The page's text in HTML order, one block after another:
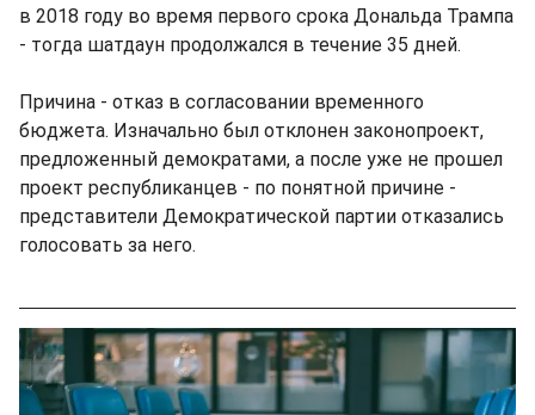
в 2018 году во время первого срока Дональда Трампа
- тогда шатдаун продолжался в течение 35 дней.
Причина - отказ в согласовании временного
бюджета. Изначально был отклонен законопроект,
предложенный демократами, а после уже не прошел
проект республиканцев - по понятной причине -
представители Демократической партии отказались
голосовать за него.